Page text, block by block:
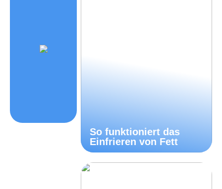
So funktioniert das
Einfrieren von Fett